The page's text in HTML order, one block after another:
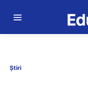
Știri